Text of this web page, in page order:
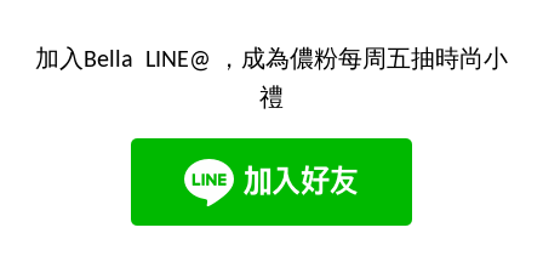
加入Bella LINE@ ，成為儂粉每周五抽時尚小
禮